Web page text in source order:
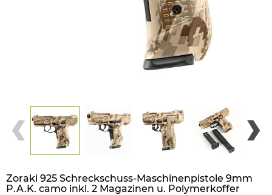
Zoraki 925 Schreckschuss-Maschinenpistole 9mm
P.A.K. camo inkl. 2 Magazinen u. Polymerkoffer